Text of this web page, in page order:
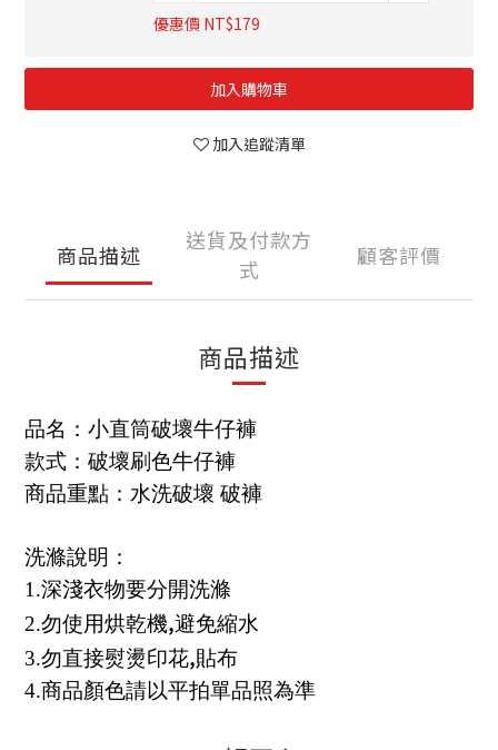
優惠價 NT$179
加入購物車
加入追蹤清單
商品描述
送貨及付款方
式
顧客評價
商品描述
品名： 小直筒破壞牛仔褲
款式： 破壞刷色牛仔褲
商品重點： 水洗破壞 破褲
洗滌說明：
1.深淺衣物要分開洗滌
2.勿使用烘乾機,避免縮水
3.勿直接熨燙印花,貼布
4.商品顏色請以平拍單品照為準